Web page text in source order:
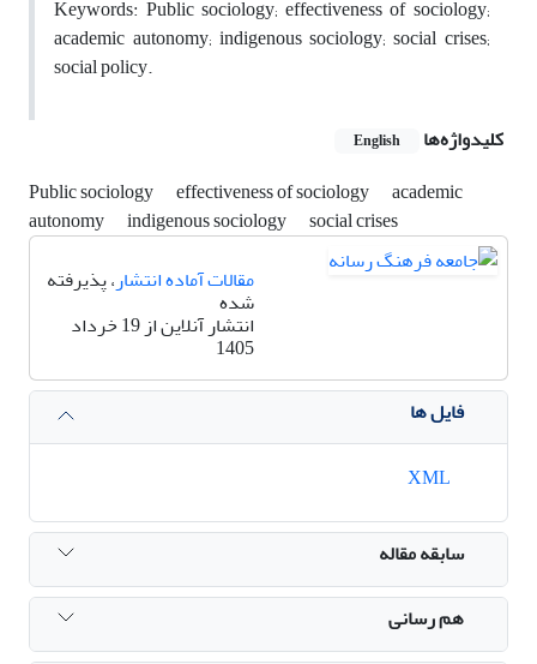
Keywords: Public sociology; effectiveness of sociology;
academic autonomy; indigenous sociology; social crises;
social policy.
کلیدواژه‌ها
English
Public sociology effectiveness of sociology
academic
autonomy
indigenous sociology
social crises
مقالات آماده انتشار، پذیرفته
شده
انتشار آنلاین از 19 خرداد
1405
فایل ها
سابقه مقاله
هم رسانی